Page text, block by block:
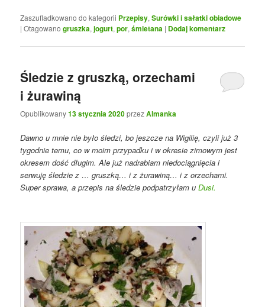
Zaszufladkowano do kategorii Przepisy,Surówki i sałatki obiadowe
|Otagowano gruszka,jogurt,por,śmietana | Dodaj komentarz
Śledzie z gruszką, orzechami
i żurawiną
Opublikowany13 stycznia 2020przezAlmanka
Dawno u mnie nie było śledzi, bo jeszcze na Wigilię, czyli już 3
tygodnie temu, co w moim przypadku i w okresie zimowym jest
okresem dość długim. Ale już nadrabiam niedociągnięcia i
serwuję śledzie z … gruszką… i z żurawiną… i z orzechami.
Super sprawa, a przepis na śledzie podpatrzyłam uDusi.